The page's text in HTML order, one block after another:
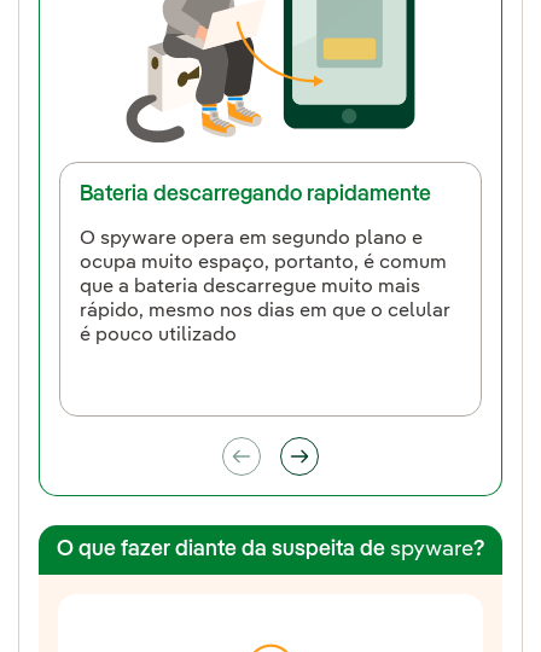
Bateria descarregando rapidamente
O spyware opera em segundo plano e
ocupa muito espaço, portanto, é comum
que a bateria descarregue muito mais
rápido, mesmo nos dias em que o celular
é pouco utilizado
software
software
O que fazer diante da suspeita de spyware?